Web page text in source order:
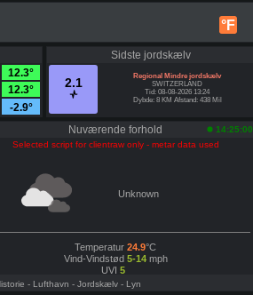
°F
12.3°
12.3°
-2.9°
Sidste jordskælv
2.1
Regional Mindre jordskælv
SWITZERLAND
Tid: 08-08-2026 13:24
Dybde: 8 KM Afstand: 438 Mil
Nuværende forhold
Selected script for clientraw only - metar data used
14:25:00
Unknown
Temperatur 24.9°C
Vind-Vindstød 5-14mph
UVI 5
- Lufthavn - Jordskælv - Lyn